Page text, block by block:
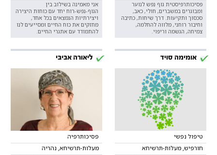
פסיכותרפיסטית גוף נפש לנוער
ומבוגרים במשברים, חולי, כאב,
סכסוך ותקיעות. דרך שיחות, כתיבה
וחיבור רוחני, מלווה להחלמה,
צמיחה, הגשמה וריפוי.
אני מאמינה בשילוב בין
הגוף-נפש-רוח יחד עם כוחות היצירה
ויצירתיות הנמצאים בכל אחד,
מחזקים את כוח החיים ומסייעים לנו
להתמודד עם אתגרי החיים.
אומימה סויד
טיפול נפשי
חורפיש, מעלות-תרשיחא
ליאורה אביבי
פסיכותרפיה
מעלות-תרשיחא, נהריה